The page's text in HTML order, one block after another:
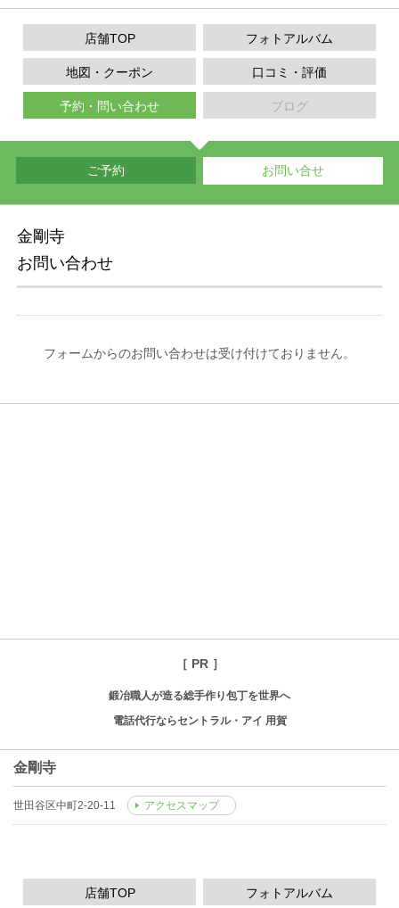
店舗TOP フォトアルバム
口コミ・評価
地図・クーポン
ブログ
予約・問い合わせ
ご予約 お問い合せ
金剛寺
お問い合わせ
フォームからのお問い合わせは受け付けておりません。
［ PR ］
鍛冶職人が造る総手作り包丁を世界へ
電話代行ならセントラル・アイ 用賀
金剛寺
世田谷区中町2-20-11 アクセスマップ
店舗TOP フォトアルバム